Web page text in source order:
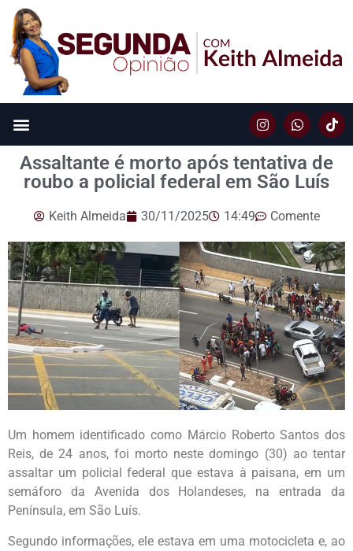
Assaltante é morto após tentativa de
roubo a policial federal em São Luís
Keith Almeida 30/11/2025 14:49 Comente
Um homem identificado como Márcio Roberto Santos dos
Reis, de 24 anos, foi morto neste domingo (30) ao tentar
assaltar um policial federal que estava à paisana, em um
semáforo da Avenida dos Holandeses, na entrada da
Península, em São Luís.
Segundo informações, ele estava em uma motocicleta e, ao